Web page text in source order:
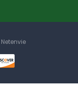
Netenvie